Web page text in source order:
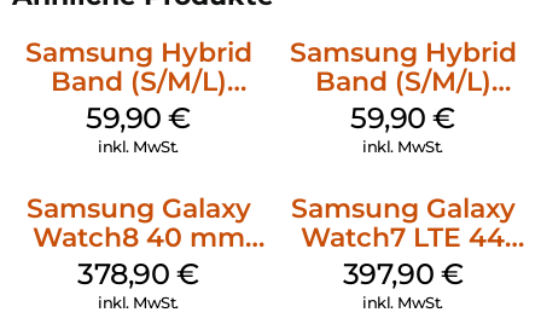
Samsung Hybrid
Band (S/M/L)
Galaxy
Watch8/Watch8
59,90€
inkl. MwSt.
Samsung Hybrid
Band (S/M/L)
Galaxy
Watch8/Watch8
59,90€
inkl. MwSt.
Samsung Galaxy
Watch8 40 mm
Graphite
378,90€
inkl. MwSt.
Samsung Galaxy
Watch7 LTE 44
mm Green
397,90 €
inkl. MwSt.